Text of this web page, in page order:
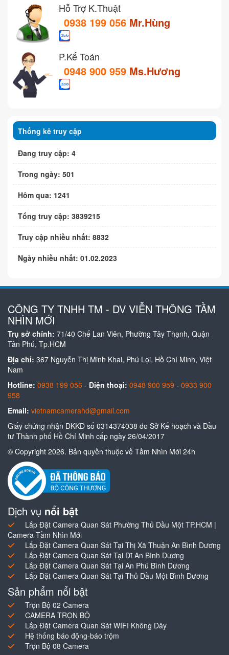
Hỗ Trợ K.Thuật
0938 199 056 Mr.Hùng
P.Kế Toán
0948 900 959 Ms.Hương
Thống kê truy cập
Đang truy cập: 4
Trong ngày: 501
Hôm qua: 1241
Tổng truy cập: 3839215
Truy cập nhiều nhất: 8832
Ngày nhiều nhất: 01.02.2023
CÔNG TY TNHH TM - DV VIỄN THÔNG TẦM
NHÌN MỚI
Trụ sở chính: 71/40 Chế Lan Viên, Phường Tây Thạnh, Quận
Tân Phú, Tp.HCM
Địa chỉ: 367 Nguyễn Thị Minh Khai, Phú Lợi, Hồ Chí Minh, Việt
Nam
Hotline: 0938 199 056 - Điện thoại: 0948 900 959 - 0933 900
958
Email: vietnamcamerahd@gmail.com
Giấy chứng nhận ĐKKD số 0314374038 do Sở Kế hoạch và Đầu
tư Thành phố Hồ Chí Minh cấp ngày 26/04/2017
© Copyright 2026. Bản quyền thuộc về Tầm Nhìn Mới 24h
Dịch vụ nổi bật
Lắp Đặt Camera Quan Sát Phường Thủ Dầu Một TP.HCM |
Camera Tầm Nhìn Mới
Lắp Đặt Camera Quan Sát Tại Thị Xã Thuận An Bình Dương
Lắp Đặt Camera Quan Sát Tại Dĩ An Bình Dương
Lắp Đặt Camera Quan Sát Tại An Phú Bình Dương
Lắp Đặt Camera Quan Sát Tại Thủ Dầu Một Bình Dương
Sản phẩm nổi bật
Trọn Bộ 02 Camera
CAMERA TRỌN BỘ
Lắp Đặt Camera Quan Sát WIFI Không Dây
Hệ thống báo động-báo trộm
Trọn Bộ 08 Camera